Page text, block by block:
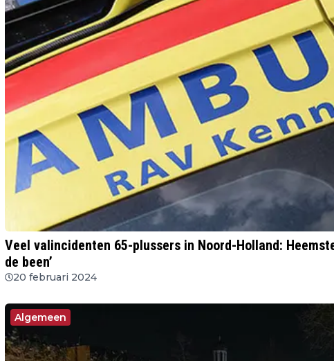
Veel valincidenten 65-plussers in Noord-Holland:
de been’
20 februari 2024
Algemeen